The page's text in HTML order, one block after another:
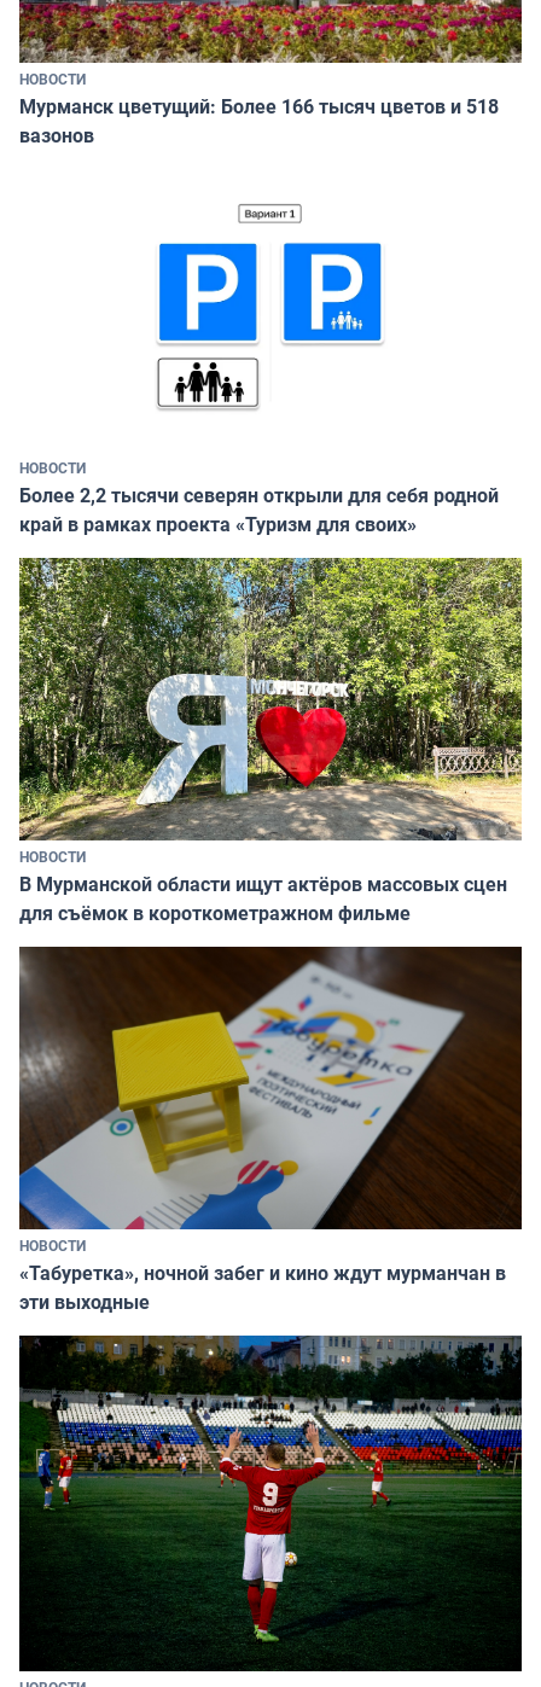
НОВОСТИ
Мурманск цветущий: Более 166 тысяч цветов и 518
вазонов
НОВОСТИ
Более 2,2 тысячи северян открыли для себя родной
край в рамках проекта «Туризм для своих»
НОВОСТИ
В Мурманской области ищут актёров массовых сцен
для съёмок в короткометражном фильме
НОВОСТИ
«Табуретка», ночной забег и кино ждут мурманчан в
эти выходные